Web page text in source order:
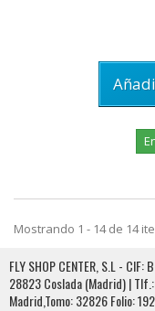
Mostrando 1 - 14 de 14
FLY SHOP CENTER, S.L -
28823 Coslada (Madrid) |
Madrid,Tomo: 32826 Folio: